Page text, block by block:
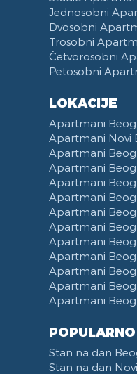
Sušilica za Veš
Fen za Kosu
Papuče
Bade Mantil
Toalet Papir
Sredstva za
Terasa
Posteljina
Peškiri
Zabranjeno
Kategorizovan
Vaučeri
iPad
Telefon
Čajna Kuhinja
Kuhinja u sklopu
Trpezarija
Trpezarijski Sto i
Aspirator
Posudje i Escajg
Klinički centar
Pancevacki most
Ulica Visokog
Mostarska petlja
Beogradski Sajam
Yu biznis centar
Ulica Španskih
Naselje West 365
Filmski grad
Karadjordjev park
KBC Zemun
Institut za majku i
Hram Svetog Save
Ulica Kneginje
Sportski centar 11
Opština Novi
Dunavski kej
Hotel Jugoslavija
Stari Merkator
Jednosobni
Dvosobni
Trosobni
Četvorosobni
Petosobni
LOKACIJE
Apartmani
Apartmani Novi
Apartmani
Apartmani
Apartmani
Apartmani
Apartmani
Apartmani
Apartmani
Apartmani
Apartmani
Apartmani
Apartmani
POPULARNO
Stan na dan
Stan na dan